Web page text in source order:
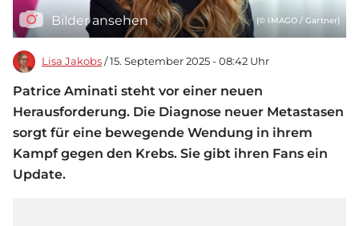
Bilder ansehen (© IMAGO / Gartner)
Lisa Jakobs / 15. September 2025 - 08:42 Uhr
Patrice Aminati steht vor einer neuen
Herausforderung. Die Diagnose neuer Metastasen
sorgt für eine bewegende Wendung in ihrem
Kampf gegen den Krebs. Sie gibt ihren Fans ein
Update.